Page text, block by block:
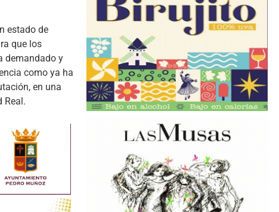
estado de
que los
demandado y
como ya ha
en una
Real.